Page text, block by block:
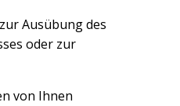
Ausübung des
oder zur
von Ihnen